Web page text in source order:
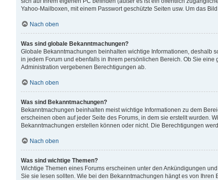
Yahoo-Mailboxen, mit einem Passwort geschützte Seiten usw. Um das
Nach oben
Was sind globale Bekanntmachungen?
Globale Bekanntmachungen beinhalten wichtige Informationen, deshalb
in jedem Forum und ebenfalls in Ihrem persönlichen Bereich. Ob Sie
Administration vergebenen Berechtigungen ab.
Nach oben
Was sind Bekanntmachungen?
Bekanntmachungen beinhalten meist wichtige Informationen zu dem
erscheinen oben auf jeder Seite des Forums, in dem sie erstellt wurden.
Bekanntmachungen erstellen können oder nicht. Die Berechtigungen
Nach oben
Was sind wichtige Themen?
Wichtige Themen eines Forums erscheinen unter den Ankündigungen
Sie sie lesen sollten. Wie bei den Bekanntmachungen hängt es von